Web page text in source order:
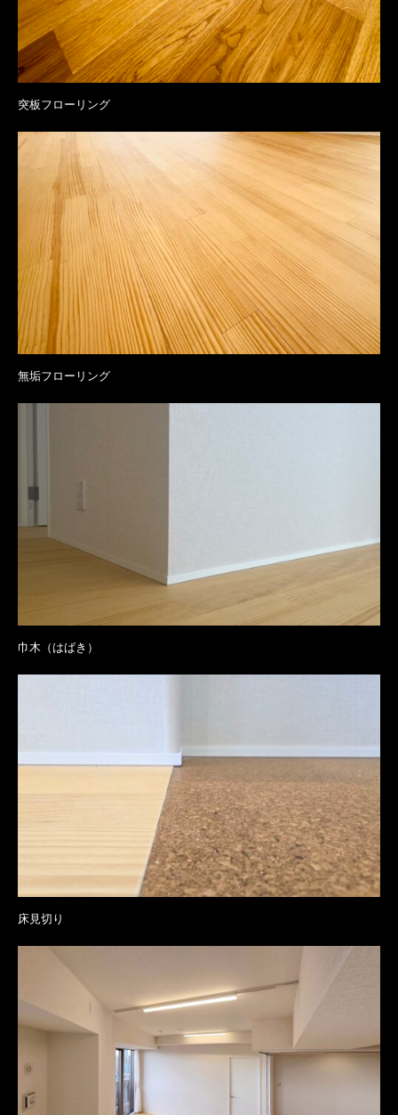
突板フローリング
無垢フローリング
巾木（はばき）
床見切り